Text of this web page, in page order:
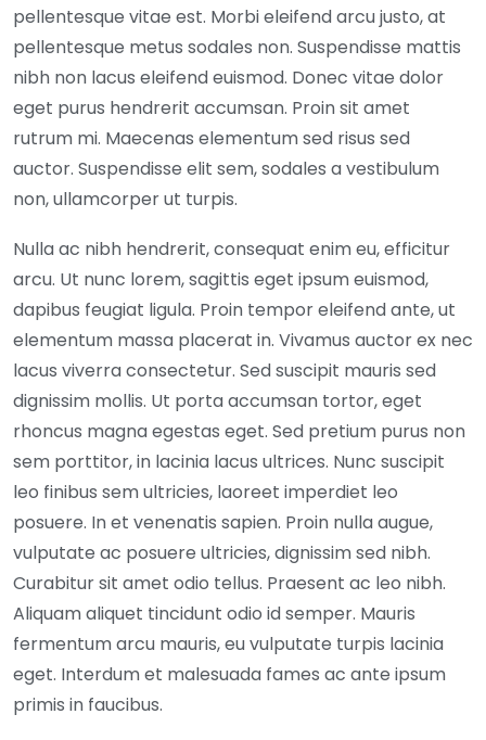
pellentesque vitae est. Morbi eleifend arcu justo, at
pellentesque metus sodales non. Suspendisse mattis
nibh non lacus eleifend euismod. Donec vitae dolor
eget purus hendrerit accumsan. Proin sit amet
rutrum mi. Maecenas elementum sed risus sed
auctor. Suspendisse elit sem, sodales a vestibulum
non, ullamcorper ut turpis.
Nulla ac nibh hendrerit, consequat enim eu, efficitur
arcu. Ut nunc lorem, sagittis eget ipsum euismod,
dapibus feugiat ligula. Proin tempor eleifend ante, ut
elementum massa placerat in. Vivamus auctor ex nec
lacus viverra consectetur. Sed suscipit mauris sed
dignissim mollis. Ut porta accumsan tortor, eget
rhoncus magna egestas eget. Sed pretium purus non
sem porttitor, in lacinia lacus ultrices. Nunc suscipit
leo finibus sem ultricies, laoreet imperdiet leo
posuere. In et venenatis sapien. Proin nulla augue,
vulputate ac posuere ultricies, dignissim sed nibh.
Curabitur sit amet odio tellus. Praesent ac leo nibh.
Aliquam aliquet tincidunt odio id semper. Mauris
fermentum arcu mauris, eu vulputate turpis lacinia
eget. Interdum et malesuada fames ac ante ipsum
primis in faucibus.